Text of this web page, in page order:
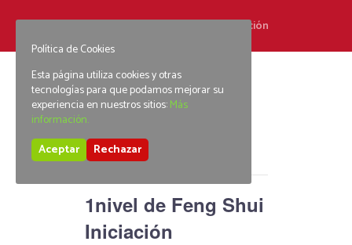
1nivel de Feng Shui Iniciación
« Todos los Eventos
Este evento ha pasado.
1nivel de Feng Shui
Iniciación
Política de Cookies
Esta página utiliza cookies y otras
tecnologías para que podamos mejorar su
experiencia en nuestros sitios:Más
información.
Aceptar
Rechazar